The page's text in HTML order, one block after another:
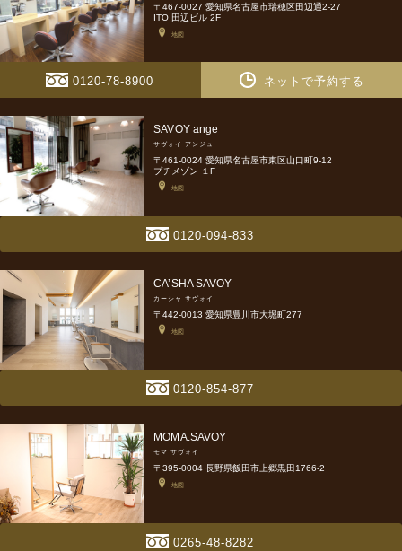
〒467-0027 愛知県名古屋市瑞穂区田辺通2-27
ITO 田辺ビル 2F
地図
0120-78-8900 ネットで予約する
SAVOY ange
サヴォイ アンジュ
〒461-0024 愛知県名古屋市東区山口町9-12
プチメゾン １F
地図
0120-094-833
CA’SHA SAVOY
カーシャ サヴォイ
〒442-0013 愛知県豊川市大堀町277
地図
0120-854-877
MOMA.SAVOY
モマ サヴォイ
〒395-0004 長野県飯田市上郷黒田1766-2
地図
0265-48-8282